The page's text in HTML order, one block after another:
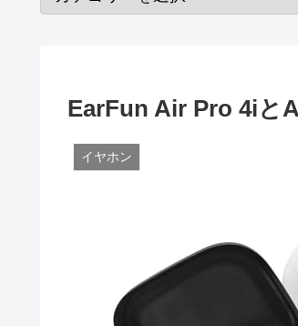
EarFun Air Pro 4iと
イヤホン